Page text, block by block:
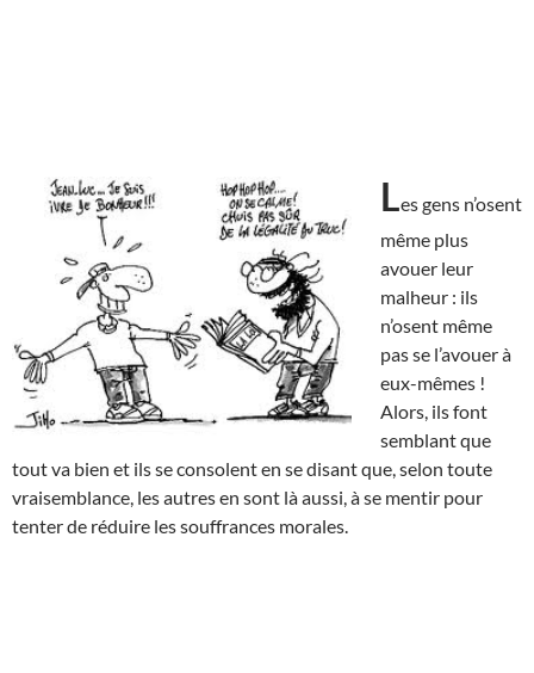
Les gens n’osent
même plus
avouer leur
malheur : ils
n’osent même
pas se l’avouer à
eux-mêmes !
Alors, ils font
semblant que
tout va bien et ils se consolent en se disant que, selon toute
vraisemblance, les autres en sont là aussi, à se mentir pour
tenter de réduire les souffrances morales.